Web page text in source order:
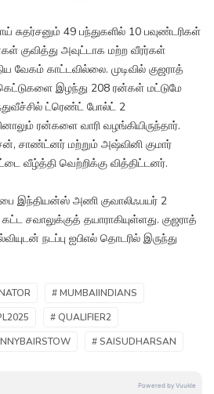
சுதர்சனும் 49 பந்துகளில் 10 பவுண்டரிகள்
குவித்து அவுட்டாக மற்ற வீரர்கள்
வேகம் காட்டவில்லை. முடிவில் குஜராத்
இழந்து 208 ரன்கள் மட்டுமே
ட்ரெண்ட் போல்ட் 2
ரன்களை வாரி வழங்கியிருந்தார்.
சாண்ட்னர் மற்றும் அஷ்வினி குமார்
வீழ்த்தி வெற்றிக்கு வித்திட்டனர்.
இந்தியன்ஸ் அணி குவாலிஃபயர் 2
சவாலுக்குத் தயாராகியுள்ளது. குஜராத்
நடப்பு ஐபிஎல் தொடரில் இருந்து
# MUMBAIINDIANS
# QUALIFIER2
# SAISUDHARSAN